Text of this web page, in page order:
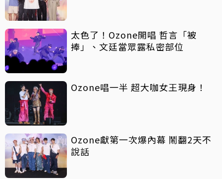
太色了！Ozone開唱 哲言「被
捧」、文廷當眾露私密部位
Ozone唱一半 超大咖女王現身！
Ozone獻第一次爆內幕 鬧翻2天不
說話